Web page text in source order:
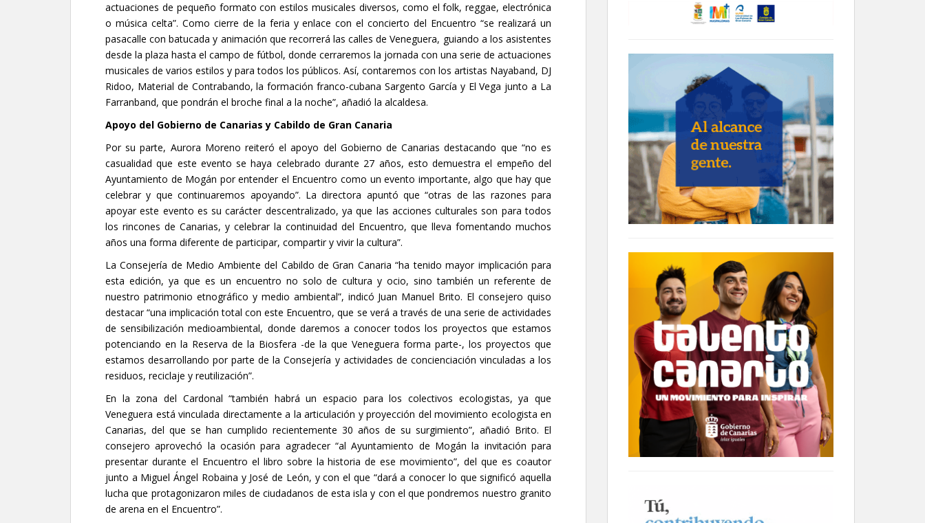
actuaciones de pequeño formato con estilos musicales diversos, como el folk, reggae, electrónica
o música celta”. Como cierre de la feria y enlace con el concierto del Encuentro “se realizará un
pasacalle con batucada y animación que recorrerá las calles de Veneguera, guiando a los asistentes
desde la plaza hasta el campo de fútbol, donde cerraremos la jornada con una serie de actuaciones
musicales de varios estilos y para todos los públicos. Así, contaremos con los artistas Nayaband, DJ
Ridoo, Material de Contrabando, la formación franco-cubana Sargento García y El Vega junto a La
Farranband, que pondrán el broche final a la noche”, añadió la alcaldesa.
Apoyo del Gobierno de Canarias y Cabildo de Gran Canaria
Por su parte, Aurora Moreno reiteró el apoyo del Gobierno de Canarias destacando que “no es
casualidad que este evento se haya celebrado durante 27 años, esto demuestra el empeño del
Ayuntamiento de Mogán por entender el Encuentro como un evento importante, algo que hay que
celebrar y que continuaremos apoyando”. La directora apuntó que “otras de las razones para
apoyar este evento es su carácter descentralizado, ya que las acciones culturales son para todos
los rincones de Canarias, y celebrar la continuidad del Encuentro, que lleva fomentando muchos
años una forma diferente de participar, compartir y vivir la cultura”.
La Consejería de Medio Ambiente del Cabildo de Gran Canaria “ha tenido mayor implicación para
esta edición, ya que es un encuentro no solo de cultura y ocio, sino también un referente de
nuestro patrimonio etnográfico y medio ambiental”, indicó Juan Manuel Brito. El consejero quiso
destacar “una implicación total con este Encuentro, que se verá a través de una serie de actividades
de sensibilización medioambiental, donde daremos a conocer todos los proyectos que estamos
potenciando en la Reserva de la Biosfera -de la que Veneguera forma parte-, los proyectos que
estamos desarrollando por parte de la Consejería y actividades de concienciación vinculadas a los
residuos, reciclaje y reutilización”.
En la zona del Cardonal “también habrá un espacio para los colectivos ecologistas, ya que
Veneguera está vinculada directamente a la articulación y proyección del movimiento ecologista en
Canarias, del que se han cumplido recientemente 30 años de su surgimiento”, añadió Brito. El
consejero aprovechó la ocasión para agradecer “al Ayuntamiento de Mogán la invitación para
presentar durante el Encuentro el libro sobre la historia de ese movimiento”, del que es coautor
junto a Miguel Ángel Robaina y José de León, y con el que “dará a conocer lo que significó aquella
lucha que protagonizaron miles de ciudadanos de esta isla y con el que pondremos nuestro granito
de arena en el Encuentro”.